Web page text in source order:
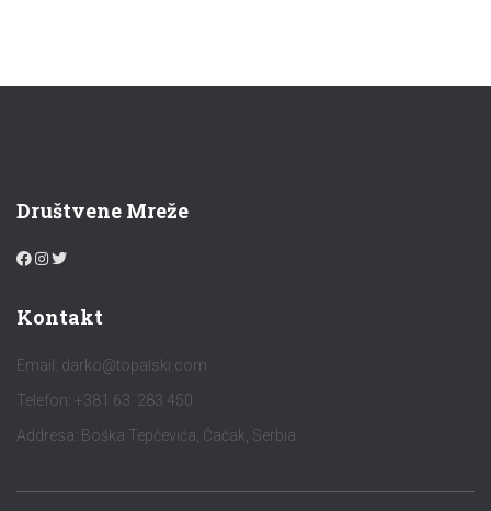
Društvene Mreže
Kontakt
Email: darko@topalski.com
Telefon: +381 63 283 450
Addresa: Boška Tepčevića, Čačak, Serbia